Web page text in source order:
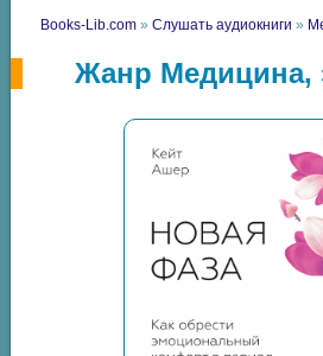
Books-Lib.com »Слушать аудиокниги »
Жанр Медицина,